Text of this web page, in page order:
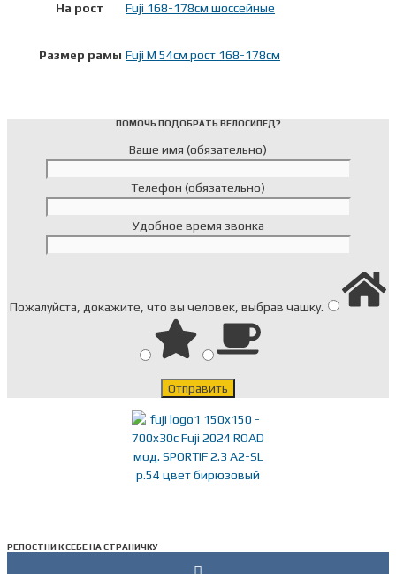
На рост Fuji 168-178см шоссейные
Размер рамы Fuji M 54см рост 168-178см
ПОМОЧЬ ПОДОБРАТЬ ВЕЛОСИПЕД?
Ваше имя (обязательно)
Телефон (обязательно)
Удобное время звонка
Пожалуйста, докажите, что вы человек, выбрав чашку.
РЕПОСТНИ К СЕБЕ НА СТРАНИЧКУ